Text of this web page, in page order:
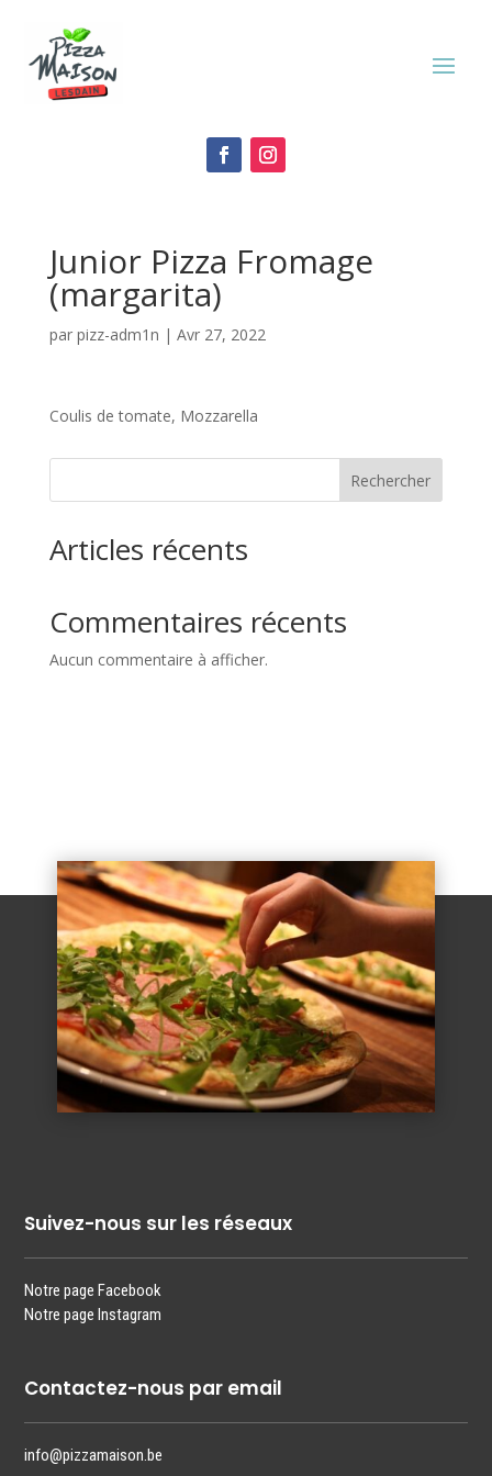
Junior Pizza Fromage
(margarita)
par pizz-adm1n | Avr 27, 2022
Coulis de tomate, Mozzarella
Rechercher
Articles récents
Commentaires récents
Aucun commentaire à afficher.
Suivez-nous sur les réseaux
Notre page Facebook
Notre page Instagram
Contactez-nous par email
info@pizzamaison.be